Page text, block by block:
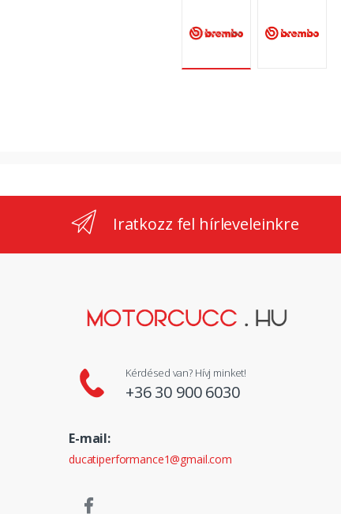
Iratkozz fel hírleveleinkre
Kérdésed van? Hívj minket!
+36 30 900 6030
E-mail:
ducatiperformance1@gmail.com